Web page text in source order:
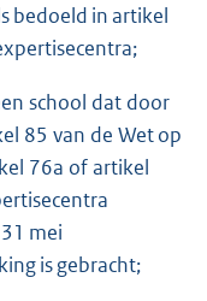
bedoeld in artikel
school dat door
85 van de Wet op
76a of artikel
mei
is gebracht;